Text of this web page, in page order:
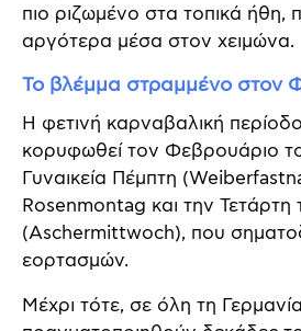
πιο ριζωμένο στα τοπικά ήθη,
αργότερα μέσα στον χειμώνα.
Το βλέμμα στραμμένο στον
Η φετινή καρναβαλική
κορυφωθεί τον Φεβρουάριο
Γυναικεία Πέμπτη
Rosenmontag και την
(Aschermittwoch), που
εορτασμών.
Μέχρι τότε, σε όλη τη